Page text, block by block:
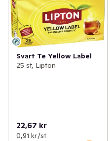
Svart Te Yellow Label
25 st, Lipton
22,67 kr
0,91 kr /st